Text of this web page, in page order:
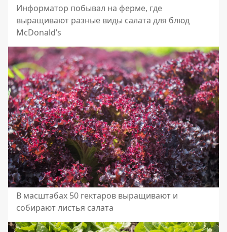
Информатор побывал на ферме, где
выращивают разные виды салата для блюд
McDonald’s
В масштабах 50 гектаров выращивают и
собирают листья салата